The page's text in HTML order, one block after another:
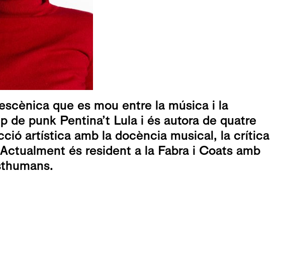
que es mou entre la música i la
de punk Pentina’t Lula i és autora de quatre
artística amb la docència musical, la crítica
és resident a la Fabra i Coats amb